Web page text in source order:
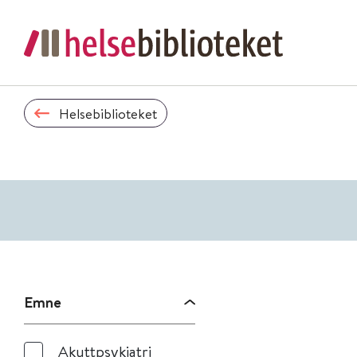
Helsebiblioteket
Emne
Akuttpsykiatri